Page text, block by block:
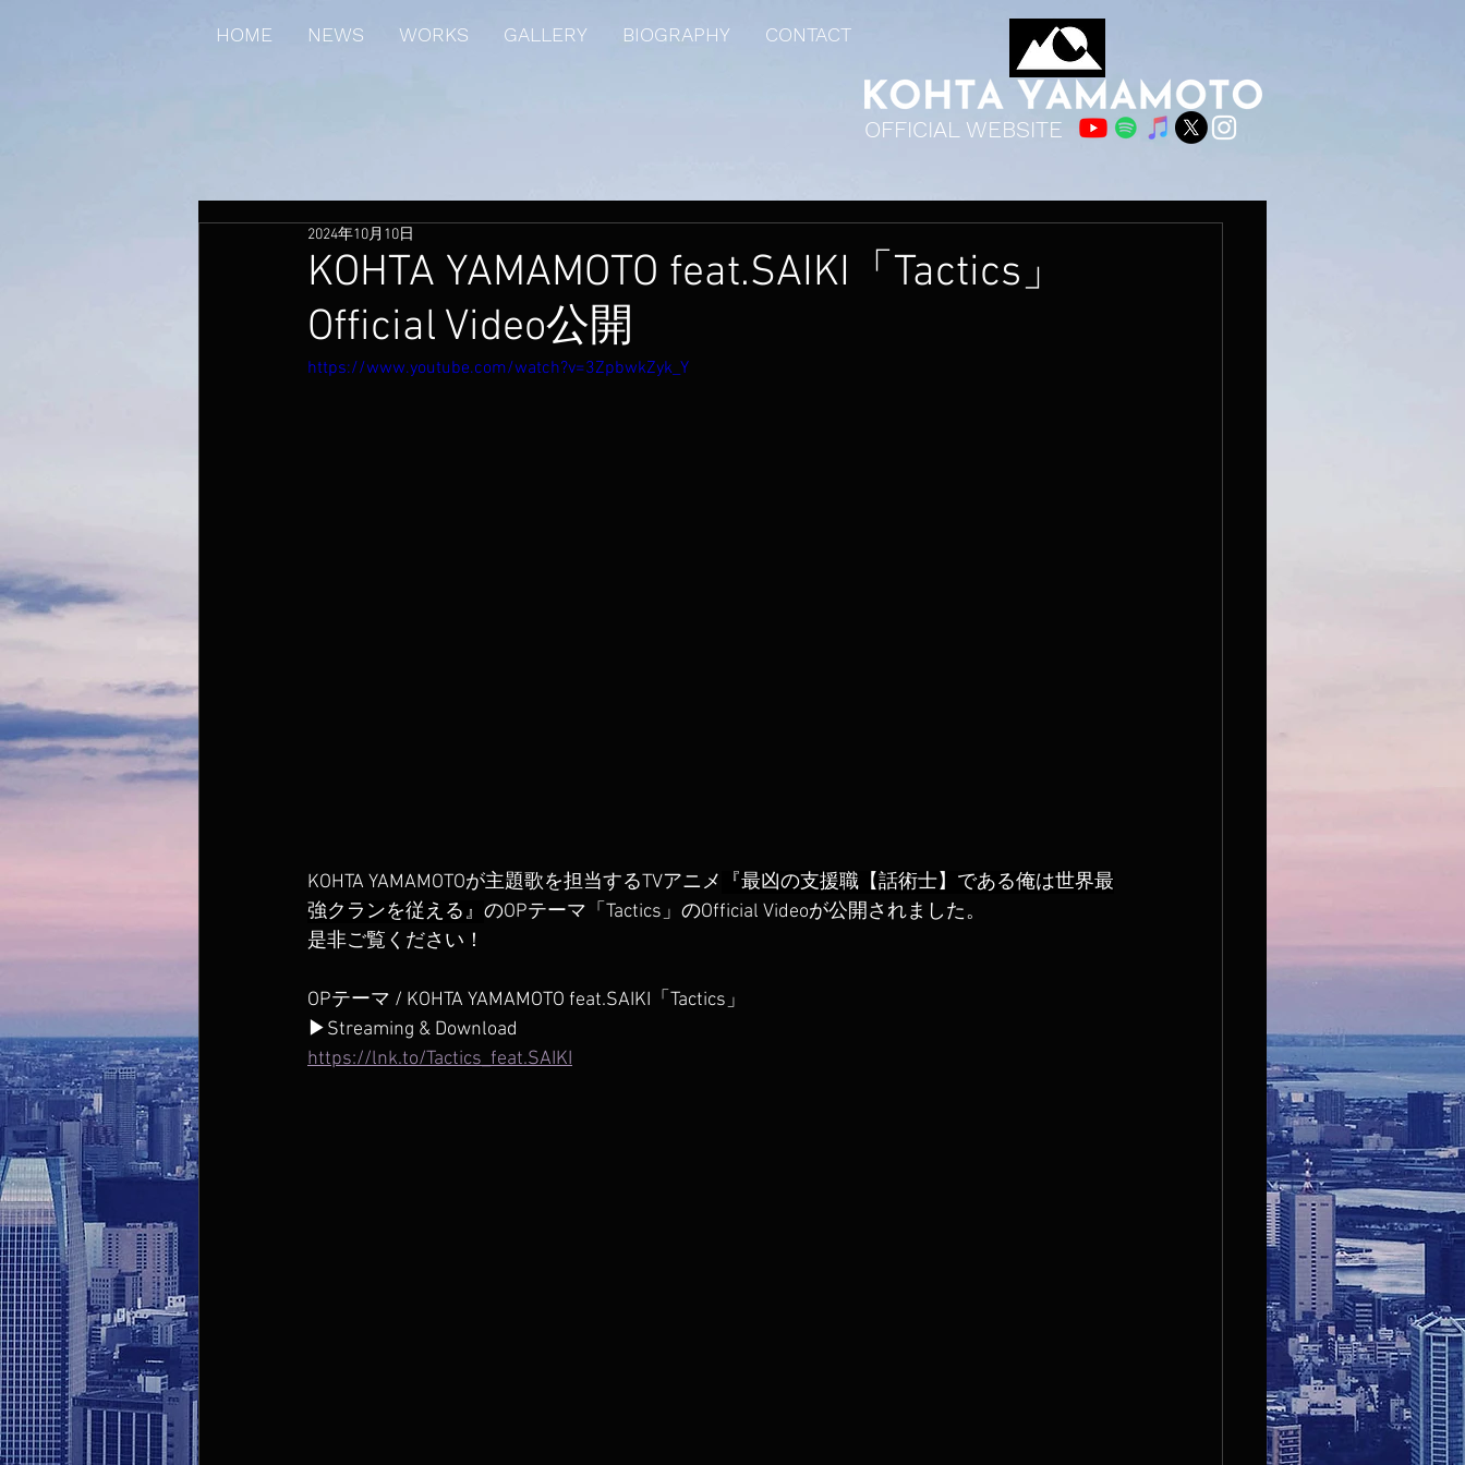
HOME NEWS WORKS GALLERY BIOGRAPHY CONTACT
OFFICIAL WEBSITE
KOHTA YAMAMOTO feat.SAIKI「Tactics」
Official Video公開
2024年10月10日
https://www.youtube.com/watch?v=3ZpbwkZyk_Y
KOHTA YAMAMOTOが主題歌を担当するTVアニメ
『最凶の支援職【話術士】である俺は世界最
強クランを従える』 のOPテーマ「Tactics」のOfficial Videoが公開されました。
是非ご覧ください！
OPテーマ / KOHTA YAMAMOTO feat.SAIKI「Tactics」
▶Streaming & Download
https://lnk.to/Tactics_feat.SAIKI